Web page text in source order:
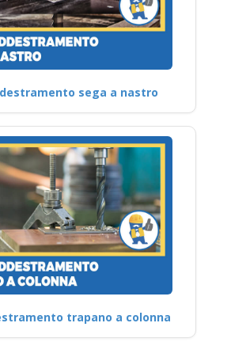
sega a nastro
trapano a colonna